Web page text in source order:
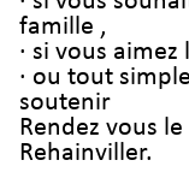
famille ,
· si vous
· ou tout
soutenir
Rendez vous
Rehainviller.